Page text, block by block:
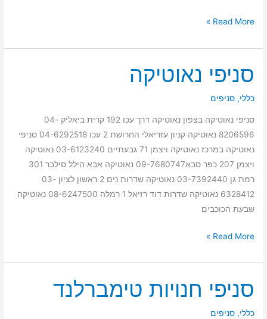
Read More »
סניפי נאוטיקה
כללי,סניפים
סניפי נאוטיקה בצפון נאוטיקה דרך עכו 192 קרית ביאליק 04-
8206596 נאוטיקה קניון עזריאלי החרושת 2 עכו 04-6292518 סניפי
נאוטיקה במרכז נאוטיקה ויצמן 71 גבעתיים 03-6123240 נאוטיקה
ויצמן 207 כפר סבא09-7680747 נאוטיקה אבא הילל סילבר 301
רמת גן 03-7392440 נאוטיקה שדרות נים 2 ראשון לציון 03-
6328412 נאוטיקה שדרות דוד רזיאל 1 רמלה 08-6247500 נאוטיקה
שבעת הכוכבים
סניפי
נאוטיקה
Read More »
סניפי חנויות טימברלנד
כללי,סניפים
סניפי
חנויות
טימברלנד